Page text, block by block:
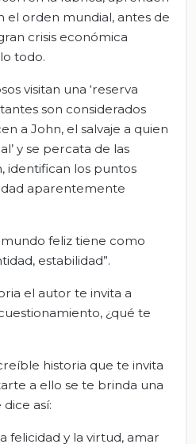
el orden mundial, antes de
crisis económica
todo.
visitan una ‘reserva
son considerados
a John, el salvaje a quien
y se percata de las
identifican los puntos
aparentemente
feliz tiene como
estabilidad”.
el autor te invita a
¿qué te
historia que te invita
a ello se te brinda una
así:
felicidad y la virtud, amar